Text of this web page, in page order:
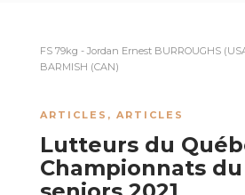
FS 79kg - Jordan Ernest BURROUGHS
BARMISH (CAN)
ARTICLES , ARTICLES
Lutteurs du
Championnats